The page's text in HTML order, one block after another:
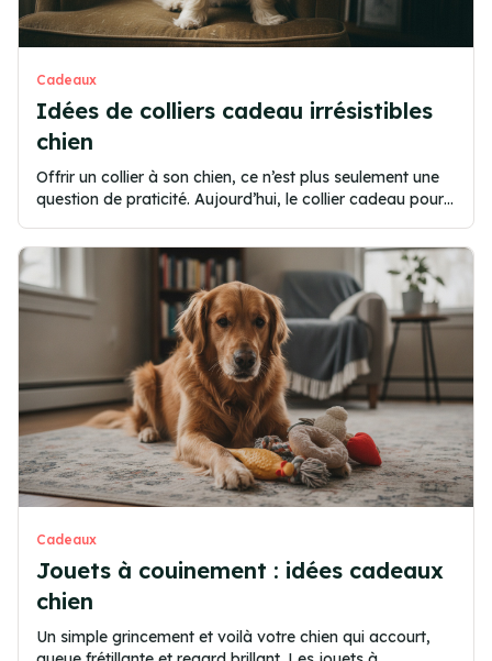
Cadeaux
Idées de colliers cadeau irrésistibles
chien
Offrir un collier à son chien, ce n’est plus seulement une
question de praticité. Aujourd’hui, le collier cadeau pour
mêlant...
Cadeaux
Jouets à couinement : idées cadeaux
chien
Un simple grincement et voilà votre chien qui accourt,